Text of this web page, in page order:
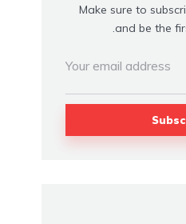
Make sure to
and be the